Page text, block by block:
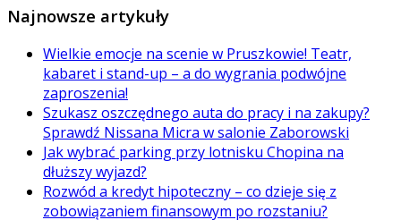
Najnowsze artykuły
Wielkie emocje na scenie w Pruszkowie! Teatr,
kabaret i stand-up – a do wygrania podwójne
zaproszenia!
Szukasz oszczędnego auta do pracy i na zakupy?
Sprawdź Nissana Micra w salonie Zaborowski
Jak wybrać parking przy lotnisku Chopina na
dłuższy wyjazd?
Rozwód a kredyt hipoteczny – co dzieje się z
zobowiązaniem finansowym po rozstaniu?